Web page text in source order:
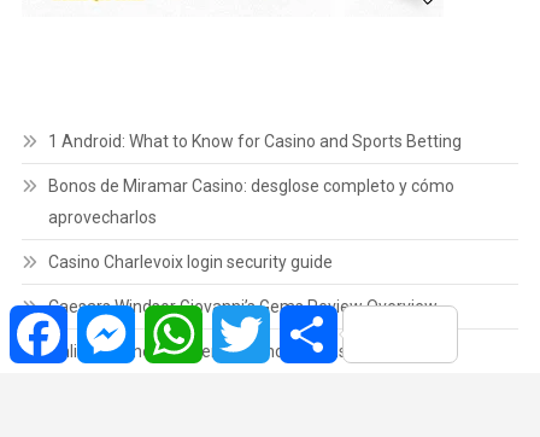
1 Android: What to Know for Casino and Sports Betting
Bonos de Miramar Casino: desglose completo y cómo
aprovecharlos
Casino Charlevoix login security guide
Caesars Windsor Giovanni’s Gems Review Overview
Online Casino NB Overview and Options
FacebookMessengerWhatsAppTwitter Share